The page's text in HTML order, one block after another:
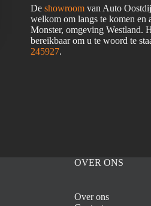
De showroom van Auto
welkom om langs te komen en
Monster, omgeving Westland.
bereikbaar om u te woord te
245927.
OVER ONS
Over ons